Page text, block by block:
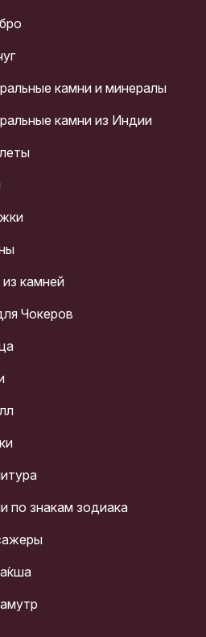
камни и минералы
камни из Индии
камней
Чокеров
по знакам зодиака